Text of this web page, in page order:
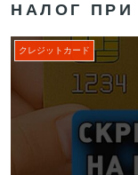
НАЛОГ ПРИ
クレジットカード